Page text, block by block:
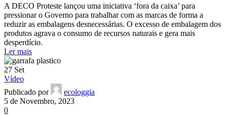
A DECO Proteste lançou uma iniciativa ‘fora da caixa’ para
pressionar o Governo para trabalhar com as marcas de forma a
reduzir as embalagens desnecessárias. O excesso de embalagem dos
produtos agrava o consumo de recursos naturais e gera mais
desperdício.
Ler mais
27 Set
Vídeo
Publicado por
ecologgia
5 de Novembro, 2023
0